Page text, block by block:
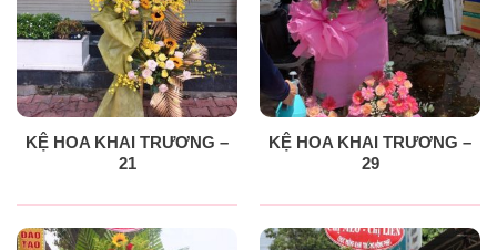
KỆ HOA KHAI TRƯƠNG –
21
KỆ HOA KHAI TRƯƠNG –
29